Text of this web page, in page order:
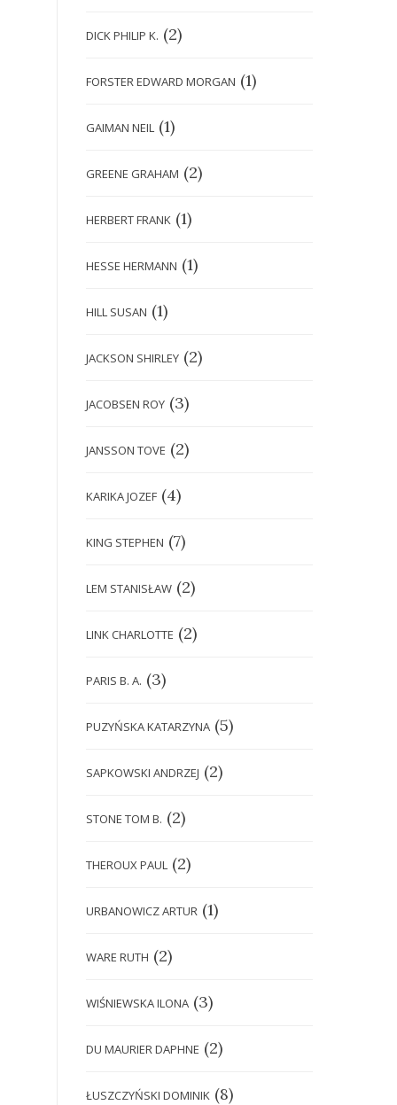
DICK PHILIP K. (2)
FORSTER EDWARD MORGAN (1)
GAIMAN NEIL (1)
GREENE GRAHAM (2)
HERBERT FRANK (1)
HESSE HERMANN (1)
HILL SUSAN (1)
JACKSON SHIRLEY (2)
JACOBSEN ROY (3)
JANSSON TOVE (2)
KARIKA JOZEF (4)
KING STEPHEN (7)
LEM STANISŁAW (2)
LINK CHARLOTTE (2)
PARIS B. A. (3)
PUZYŃSKA KATARZYNA (5)
SAPKOWSKI ANDRZEJ (2)
STONE TOM B. (2)
THEROUX PAUL (2)
URBANOWICZ ARTUR (1)
WARE RUTH (2)
WIŚNIEWSKA ILONA (3)
DU MAURIER DAPHNE (2)
ŁUSZCZYŃSKI DOMINIK (8)